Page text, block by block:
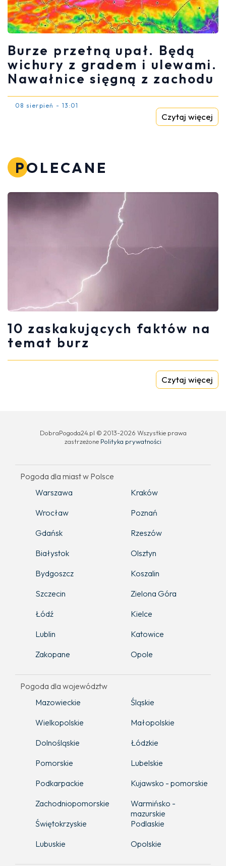
Burze przetną upał. Będą
wichury z gradem i ulewami.
Nawałnice sięgną z zachodu
08 sierpień - 13:01
Czytaj więcej
POLECANE
10 zaskakujących faktów na
temat burz
Czytaj więcej
DobraPogoda24.pl © 2013-2026 Wszystkie prawa
zastrzeżone Polityka prywatności
Pogoda dla miast w Polsce
Warszawa
Kraków
Wrocław
Poznań
Gdańsk
Rzeszów
Białystok
Olsztyn
Bydgoszcz
Koszalin
Szczecin
Zielona Góra
Łódź
Kielce
Lublin
Katowice
Zakopane
Opole
Pogoda dla województw
Mazowieckie
Śląskie
Wielkopolskie
Małopolskie
Dolnośląskie
Łódzkie
Pomorskie
Lubelskie
Podkarpackie
Kujawsko - pomorskie
Zachodniopomorskie
Warmińsko -
mazurskie
Świętokrzyskie
Podlaskie
Lubuskie
Opolskie